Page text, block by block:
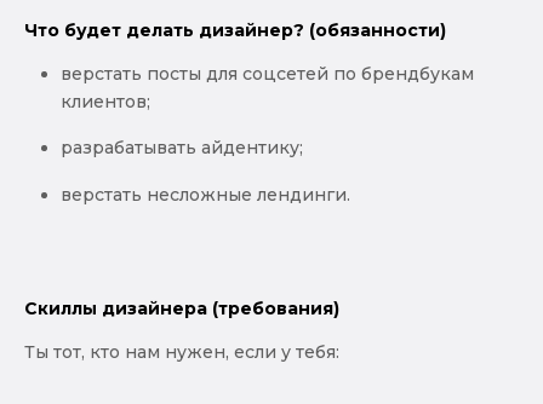
Что будет делать дизайнер? (обязанности)
верстать посты для соцсетей по брендбукам
клиентов;
разрабатывать айдентику;
верстать несложные лендинги.
Скиллы дизайнера (требования)
Ты тот, кто нам нужен, если у тебя: